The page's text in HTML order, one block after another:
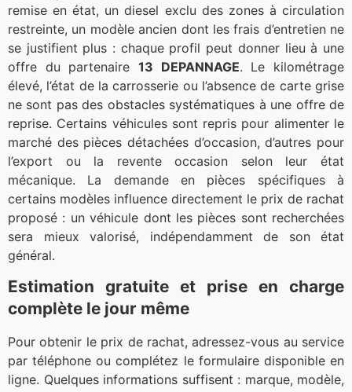
remise en état, un diesel exclu des zones à circulation
restreinte, un modèle ancien dont les frais d’entretien ne
se justifient plus : chaque profil peut donner lieu à une
offre du partenaire 13 DEPANNAGE. Le kilométrage
élevé, l’état de la carrosserie ou l’absence de carte grise
ne sont pas des obstacles systématiques à une offre de
reprise. Certains véhicules sont repris pour alimenter le
marché des pièces détachées d’occasion, d’autres pour
l’export ou la revente occasion selon leur état
mécanique. La demande en pièces spécifiques à
certains modèles influence directement le prix de rachat
proposé : un véhicule dont les pièces sont recherchées
sera mieux valorisé, indépendamment de son état
général.
Estimation gratuite et prise en charge
complète le jour même
Pour obtenir le prix de rachat, adressez-vous au service
par téléphone ou complétez le formulaire disponible en
ligne. Quelques informations suffisent : marque, modèle,